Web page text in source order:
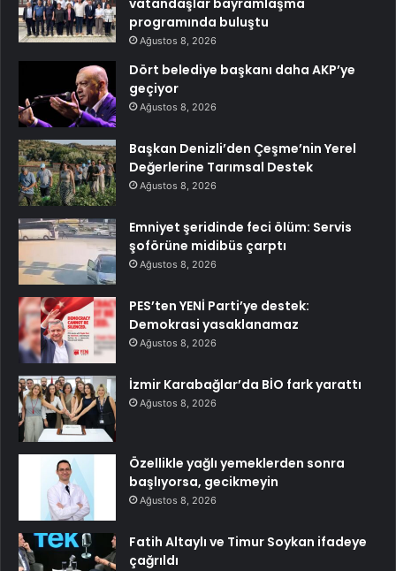
programında buluştu
Ağustos 8, 2026
Dört belediye başkanı daha AKP’ye
geçiyor
Ağustos 8, 2026
Başkan Denizli’den Çeşme’nin Yerel
Değerlerine Tarımsal Destek
Ağustos 8, 2026
Emniyet şeridinde feci ölüm: Servis
şoförüne midibüs çarptı
Ağustos 8, 2026
PES’ten YENİ Parti’ye destek:
Demokrasi yasaklanamaz
Ağustos 8, 2026
İzmir Karabağlar’da BİO fark yarattı
Ağustos 8, 2026
Özellikle yağlı yemeklerden sonra
başlıyorsa, gecikmeyin
Ağustos 8, 2026
Fatih Altaylı ve Timur Soykan ifadeye
çağrıldı